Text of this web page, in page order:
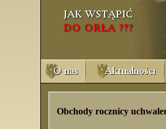
Obchody rocznicy